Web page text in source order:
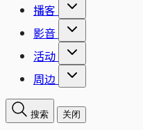
播客
影音
活动
周边
搜索 关闭